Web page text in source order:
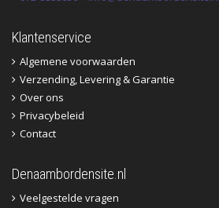
Klantenservice
Algemene voorwaarden
Verzending, Levering & Garantie
Over ons
Privacybeleid
Contact
Denaambordensite.nl
Veelgestelde vragen